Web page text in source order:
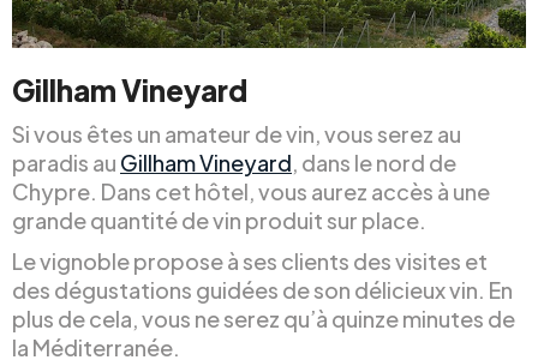
Gillham Vineyard
Si vous êtes un amateur de vin, vous serez au
paradis au Gillham Vineyard, dans le nord de
Chypre. Dans cet hôtel, vous aurez accès à une
grande quantité de vin produit sur place.
Le vignoble propose à ses clients des visites et
des dégustations guidées de son délicieux vin. En
plus de cela, vous ne serez qu’à quinze minutes de
la Méditerranée.